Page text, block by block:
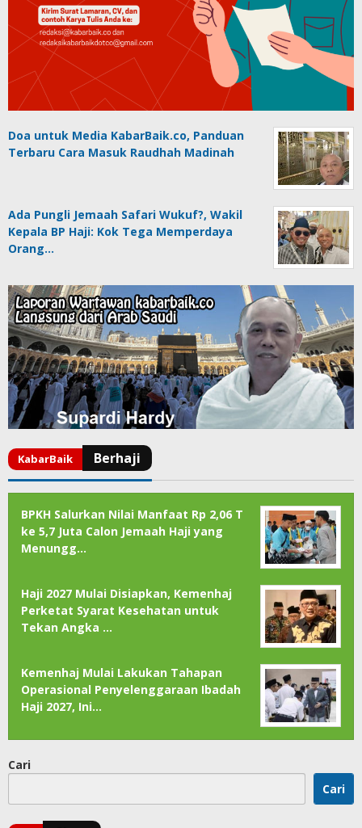
Doa untuk Media KabarBaik.co, Panduan
Terbaru Cara Masuk Raudhah Madinah
Ada Pungli Jemaah Safari Wukuf?, Wakil
Kepala BP Haji: Kok Tega Memperdaya
Orang…
BPKH Salurkan Nilai Manfaat Rp 2,06 T
ke 5,7 Juta Calon Jemaah Haji yang
Menungg…
Haji 2027 Mulai Disiapkan, Kemenhaj
Perketat Syarat Kesehatan untuk
Tekan Angka …
Kemenhaj Mulai Lakukan Tahapan
Operasional Penyelenggaraan Ibadah
Haji 2027, Ini…
Cari
Cari